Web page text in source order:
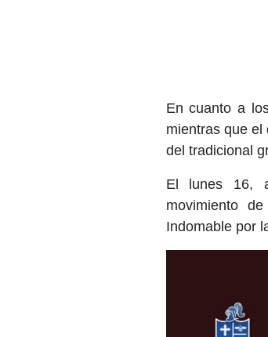
En cuanto a
mientras que
del tradicional
El lunes 16,
movimiento
Indomable por